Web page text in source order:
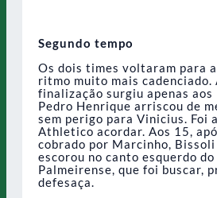
Segundo tempo
Os dois times voltaram para
ritmo muito mais cadenciado.
finalização surgiu apenas aos
Pedro Henrique arriscou de
sem perigo para Vinicius. Foi
Athletico acordar. Aos 15,
cobrado por Marcinho,
escorou no canto esquerdo
Palmeirense, que foi buscar,
defesaça.